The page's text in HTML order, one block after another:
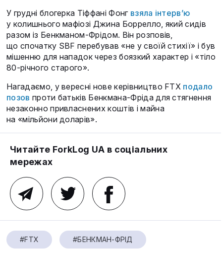
У грудні блогерка Тіффані Фонг взяла інтерв’ю
у колишнього мафіозі Джина Боррелло, який сидів
разом із Бенкманом-Фрідом. Він розповів,
що спочатку SBF перебував «не у своїй стихії» і був
мішенню для нападок через боязкий характер і «тіло
80-річного старого».
Нагадаємо, у вересні нове керівництво FTX подало
позов проти батьків Бенкмана-Фріда для стягнення
незаконно привласнених коштів і майна
на «мільйони доларів».
Читайте ForkLog UA в соціальних
мережах
#FTX #БЕНКМАН-ФРІД